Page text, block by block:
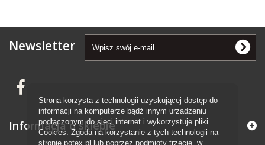
Strona korzysta z technologii uzyskującej dostęp do
informacji na komputerze bądź innym urządzeniu
podłączonym do sieci internet i wykorzystuje pliki
Cookies. Zgoda na korzystanie z tych technologii na
stronie potex.pl lub poprzez podmioty trzecie, w
Newsletter
Informacja o sklepie